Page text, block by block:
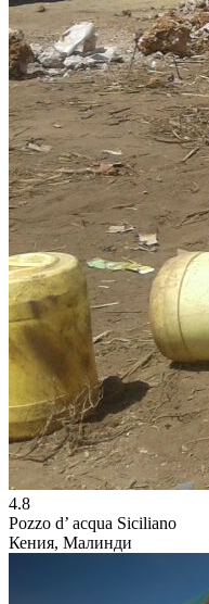
4.8
Pozzo d’ acqua Siciliano
Кения, Малинди